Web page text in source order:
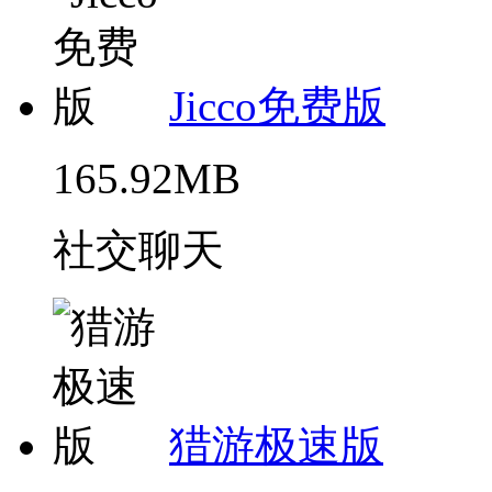
Jicco免费版
165.92MB
社交聊天
猎游极速版